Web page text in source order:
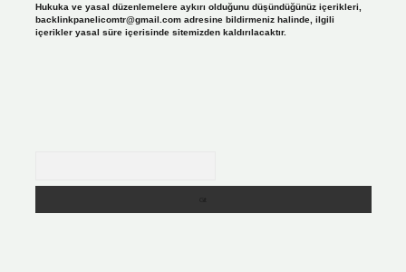
Hukuka ve yasal düzenlemelere aykırı olduğunu düşündüğünüz içerikleri,
backlinkpanelicomtr@gmail.comadresine bildirmeniz halinde, ilgili
içerikler yasal süre içerisinde sitemizden kaldırılacaktır.